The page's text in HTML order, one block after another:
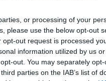
or processing of your
please use the below opt-out
out request is processed
information utilized by us
out. You may separately
parties on the IAB’s list of